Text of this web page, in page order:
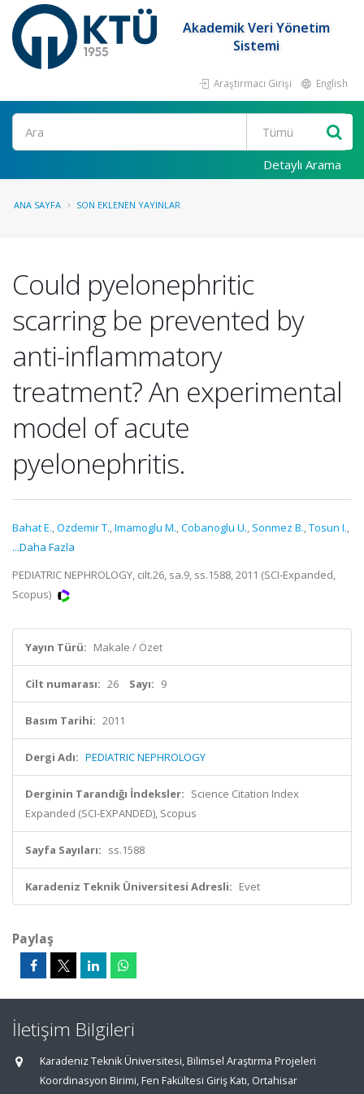
Akademik Veri Yönetim
Sistemi
Araştırmacı Girişi English
Ara
Detaylı Arama
ANA SAYFA SON EKLENEN YAYINLAR
Could pyelonephritic
scarring be prevented by
anti-inflammatory
treatment? An experimental
model of acute
pyelonephritis.
Bahat E.,Ozdemir T.,Imamoglu M.,Cobanoglu U., Sonmez B.,Tosun I.,
...Daha Fazla
PEDIATRIC NEPHROLOGY, cilt.26, sa.9, ss.1588, 2011 (SCI-Expanded,
Scopus)
Yayın Türü: Makale / Özet
Cilt numarası: 26 Sayı: 9
Basım Tarihi: 2011
Dergi Adı: PEDIATRIC NEPHROLOGY
Derginin Tarandığı İndeksler: Science Citation Index
Expanded (SCI-EXPANDED), Scopus
Sayfa Sayıları: ss.1588
Karadeniz Teknik Üniversitesi Adresli: Evet
Paylaş
İletişim Bilgileri
Karadeniz Teknik Üniversitesi, Bilimsel Araştırma Projeleri
Koordinasyon Birimi, Fen Fakültesi Giriş Katı, Ortahisar